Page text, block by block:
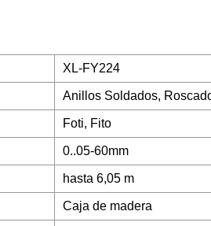
XL-FY224
Anillos Soldados,
Foti, Fito
0..05-60mm
hasta 6,05 m
Caja de madera